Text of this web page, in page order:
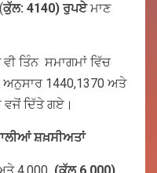
ਕੁੱਲ: 4140) ਰੁਪਏ ਮਾਣ
ਤਿੰਨ ਸਮਾਗਮਾਂ ਵਿੱਚ
1440,1370 ਅਤੇ
ਵਜੋਂ ਦਿੱਤੇ ਗਏ।
ਸ਼ਖ਼ਸੀਅਤਾਂ